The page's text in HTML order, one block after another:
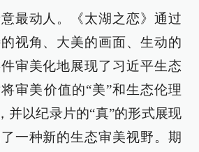
最动人。《太湖之恋》通过
视角、大美的画面、生动的
审美化地展现了习近平生态
审美价值的“美”和生态伦理
并以纪录片的“真”的形式展现
一种新的生态审美视野。期